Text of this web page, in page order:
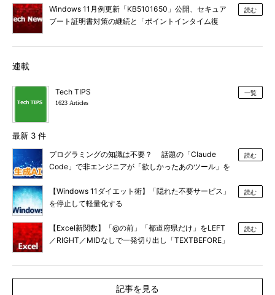
Windows 11月例更新「KB5101650」公開、セキュア
ブート証明書対策の継続と「ポイントインタイム復
読む
連載
Tech TIPS
1623 Articles
一覧
最新 3 件
プログラミングの知識は不要？ 話題の「Claude
Code」で非エンジニアが「欲しかったあのツール」を
読む
【Windows 11ダイエット術】「隠れた不要サービス」
を停止して軽量化する
読む
【Excel新関数】「@の前」「都道府県だけ」をLEFT
／RIGHT／MIDなしで一発切り出し「TEXTBEFORE」
読む
記事を見る